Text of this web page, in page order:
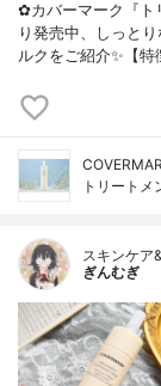
✿カバーマーク『ト
り発売中、しっと
ルクをご紹介✨【
トリートメ
スキンケア
ぎんむぎ